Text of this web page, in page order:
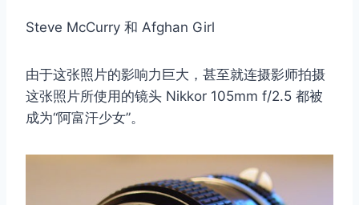
Steve McCurry 和 Afghan Girl
由于这张照片的影响力巨大，甚至就连摄影师拍摄
这张照片所使用的镜头 Nikkor 105mm f/2.5 都被
成为“阿富汗少女”。